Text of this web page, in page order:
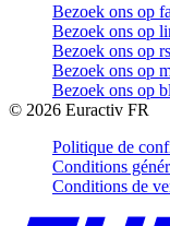
Bezoek ons op
Bezoek ons op
Bezoek ons op
Bezoek ons op
Bezoek ons op
© 2026 Euractiv FR
Politique de
Conditions
Conditions de